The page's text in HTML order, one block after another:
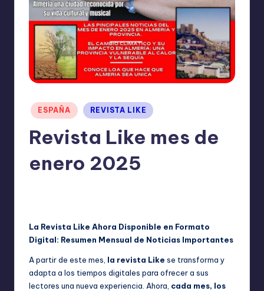
Publicado
en
ESPAÑA REVISTA LIKE
Revista Like mes de
enero 2025
La Revista Like Ahora Disponible en Formato
Digital: Resumen Mensual de Noticias Importantes
A partir de este mes, la revista Like se transforma y
adapta a los tiempos digitales para ofrecer a sus
lectores una nueva experiencia. Ahora, cada mes, los